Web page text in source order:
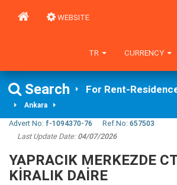
WEBSITE
CURRENCY
TR
Search For Rent-
Ankara
Advert No: f-1094370-76 Ref.No: 657503
Last Update Date:04/07/2026
YAPRACIK MERKEZDE
KİRALIK DAİRE